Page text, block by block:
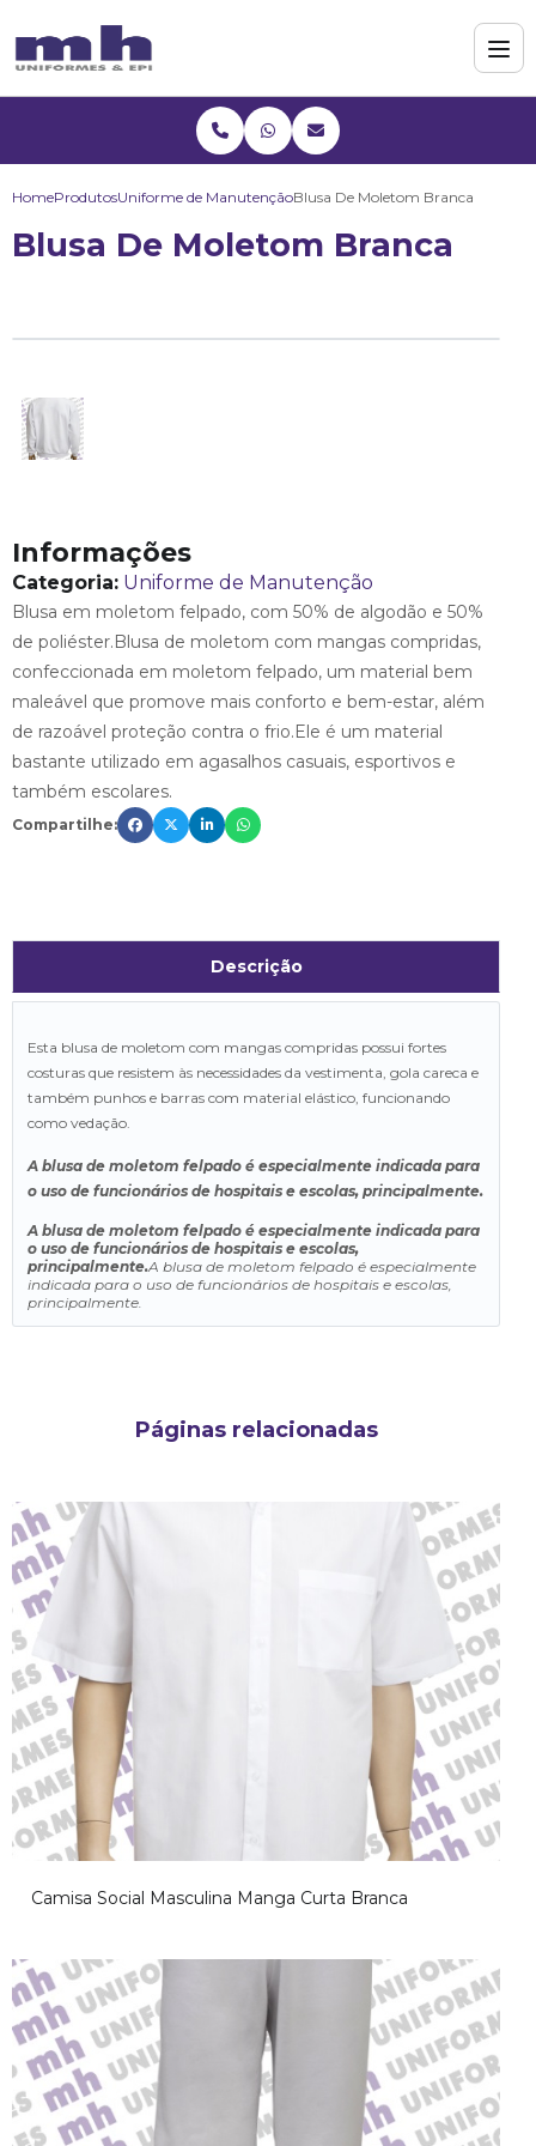
HomeProdutosUniforme de ManutençãoBlusa De Moletom Branca
Blusa De Moletom Branca
Informações
Categoria: Uniforme de Manutenção
Blusa em moletom felpado, com 50% de algodão e 50%
de poliéster.Blusa de moletom com mangas compridas,
confeccionada em moletom felpado, um material bem
maleável que promove mais conforto e bem-estar, além
de razoável proteção contra o frio.Ele é um material
bastante utilizado em agasalhos casuais, esportivos e
também escolares.
Compartilhe:
Descrição
Esta blusa de moletom com mangas compridas possui fortes
costuras que resistem às necessidades da vestimenta, gola careca e
também punhos e barras com material elástico, funcionando
como vedação.
A blusa de moletom felpado é especialmente indicada para
o uso de funcionários de hospitais e escolas, principalmente.
A blusa de moletom felpado é especialmente indicada para
o uso de funcionários de hospitais e escolas,
principalmente.A blusa de moletom felpado é especialmente
indicada para o uso de funcionários de hospitais e escolas,
principalmente.
Páginas relacionadas
Camisa Social Masculina Manga Curta Branca